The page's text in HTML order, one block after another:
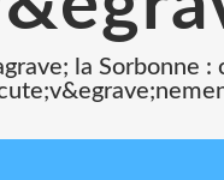
la Sorbonne